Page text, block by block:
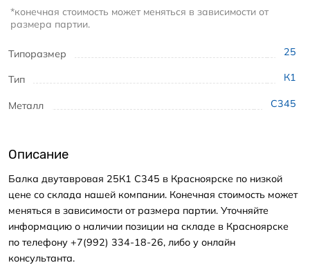
Типоразмер 25
Тип К1
Металл С345
*конечная стоимость может меняться в зависимости от
размера партии.
Описание
Балка двутавровая 25К1 С345 в Красноярске по низкой
цене со склада нашей компании. Конечная стоимость может
меняться в зависимости от размера партии. Уточняйте
информацию о наличии позиции на складе в Красноярске
по телефону +7(992) 334-18-26, либо у онлайн
консультанта.